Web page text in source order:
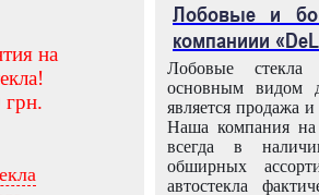
на
грн.
Лобовые и
компаниии
Лобовые
основным видом
является продажа и
Наша компания на
всегда в
обширных
автостекла